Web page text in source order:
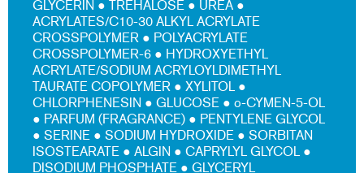
GLYCERIN ● TREHALOSE ● UREA ●
ACRYLATES/C10-30 ALKYL ACRYLATE
CROSSPOLYMER ● POLYACRYLATE
CROSSPOLYMER-6 ● HYDROXYETHYL
ACRYLATE/SODIUM ACRYLOYLDIMETHYL
TAURATE COPOLYMER ● XYLITOL ●
CHLORPHENESIN ● GLUCOSE ● o-CYMEN-5-OL
● PARFUM (FRAGRANCE) ● PENTYLENE GLYCOL
● SERINE ● SODIUM HYDROXIDE ● SORBITAN
ISOSTEARATE ● ALGIN ● CAPRYLYL GLYCOL ●
DISODIUM PHOSPHATE ● GLYCERYL